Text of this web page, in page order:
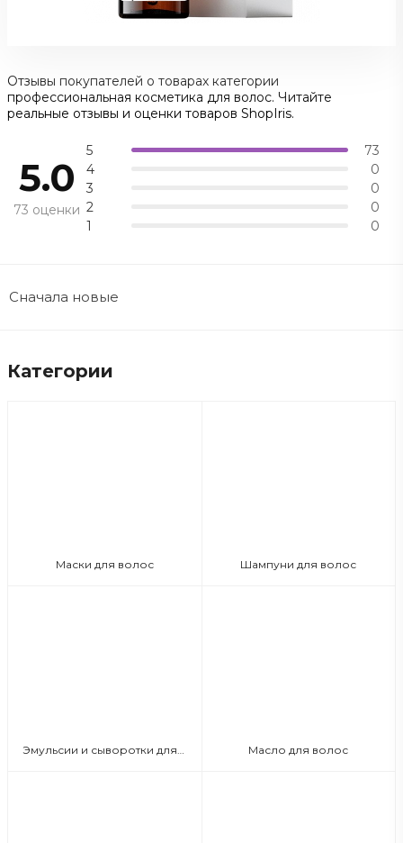
Отзывы покупателей о товарах категории
профессиональная косметика для волос. Читайте
реальные отзывы и оценки товаров ShopIris.
5.0
73 оценки
5
73
4
0
3
0
2
0
1
0
Сначала новые
Категории
Маски для волос Шампуни для волос
Масло для волос